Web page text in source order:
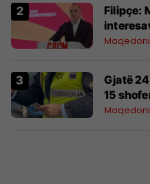
Filipçe:
Gjatë
15